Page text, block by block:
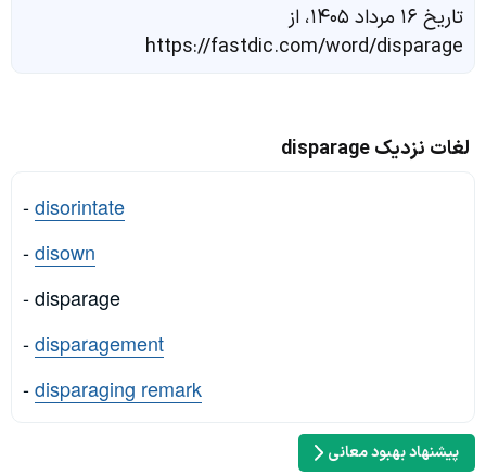
تاریخ ۱۶ مرداد ۱۴۰۵، از
https://fastdic.com/word/disparage
لغات نزدیک disparage
-disorintate
-disown
- disparage
-disparagement
-disparaging remark
پیشنهاد بهبود معانی